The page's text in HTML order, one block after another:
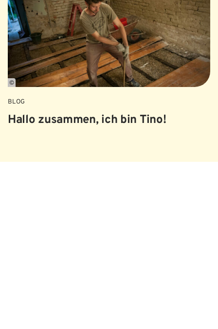
©
BLOG
Hallo zusammen, ich bin Tino!